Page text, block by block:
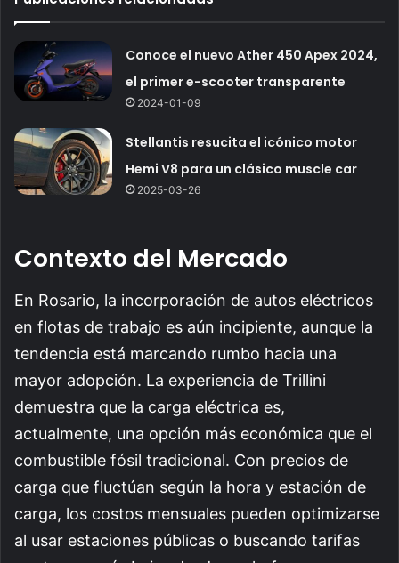
Conoce el nuevo Ather 450 Apex 2024,
el primer e-scooter transparente
2024-01-09
Stellantis resucita el icónico motor
Hemi V8 para un clásico muscle car
2025-03-26
Contexto del Mercado
En Rosario, la incorporación de autos eléctricos
en flotas de trabajo es aún incipiente, aunque la
tendencia está marcando rumbo hacia una
mayor adopción. La experiencia de Trillini
demuestra que la carga eléctrica es,
actualmente, una opción más económica que el
combustible fósil tradicional. Con precios de
carga que fluctúan según la hora y estación de
carga, los costos mensuales pueden optimizarse
al usar estaciones públicas o buscando tarifas